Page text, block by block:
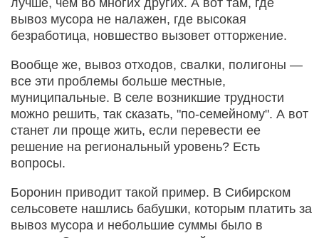
вывоз мусора не налажен, где высокая
безработица, новшество вызовет отторжение.
Вообще же, вывоз отходов, свалки, полигоны —
все эти проблемы больше местные,
муниципальные. В селе возникшие трудности
можно решить, так сказать, "по-семейному". А вот
станет ли проще жить, если перевести ее
решение на региональный уровень? Есть
вопросы.
Боронин приводит такой пример. В Сибирском
сельсовете нашлись бабушки, которым платить за
вывоз мусора и небольшие суммы было в